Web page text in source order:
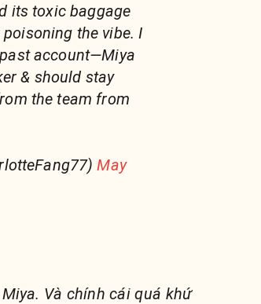
its toxic baggage
the vibe. I
account—Miya
& should stay
the team from
May
Và chính cái quá khứ